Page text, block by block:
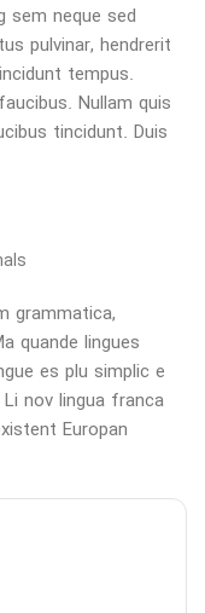
sem neque sed
pulvinar, hendrerit
tempus.
Nullam quis
tincidunt. Duis
grammatica,
quande lingues
es plu simplic e
nov lingua franca
Europan